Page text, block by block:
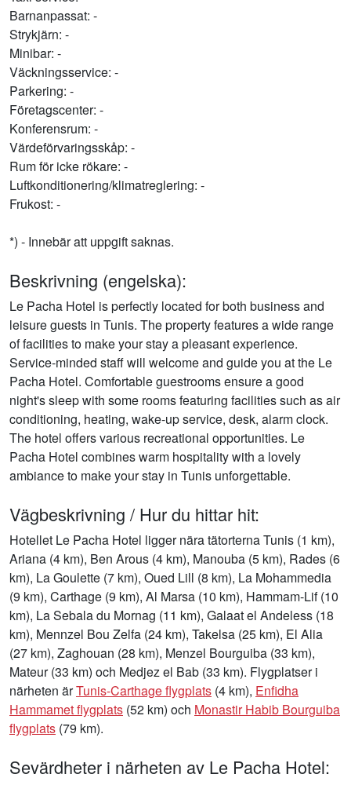
Barnanpassat: -
Strykjärn: -
Minibar: -
Väckningsservice: -
Parkering: -
Företagscenter: -
Konferensrum: -
Värdeförvaringsskåp: -
Rum för icke rökare: -
Luftkonditionering/klimatreglering: -
Frukost: -
*) - Innebär att uppgift saknas.
Beskrivning (engelska):
Le Pacha Hotel is perfectly located for both business and
leisure guests in Tunis. The property features a wide range
of facilities to make your stay a pleasant experience.
Service-minded staff will welcome and guide you at the Le
Pacha Hotel. Comfortable guestrooms ensure a good
night's sleep with some rooms featuring facilities such as air
conditioning, heating, wake-up service, desk, alarm clock.
The hotel offers various recreational opportunities. Le
Pacha Hotel combines warm hospitality with a lovely
ambiance to make your stay in Tunis unforgettable.
Vägbeskrivning / Hur du hittar hit:
Hotellet Le Pacha Hotel ligger nära tätorterna Tunis (1 km),
Ariana (4 km), Ben Arous (4 km), Manouba (5 km), Rades (6
km), La Goulette (7 km), Oued Lill (8 km), La Mohammedia
(9 km), Carthage (9 km), Al Marsa (10 km), Hammam-Lif (10
km), La Sebala du Mornag (11 km), Galaat el Andeless (18
km), Mennzel Bou Zelfa (24 km), Takelsa (25 km), El Alia
(27 km), Zaghouan (28 km), Menzel Bourguiba (33 km),
Mateur (33 km) och Medjez el Bab (33 km). Flygplatser i
närheten ärTunis-Carthage flygplats (4 km), Enfidha
Hammamet flygplats (52 km) och Monastir Habib Bourguiba
flygplats (79 km).
Sevärdheter i närheten av Le Pacha Hotel: